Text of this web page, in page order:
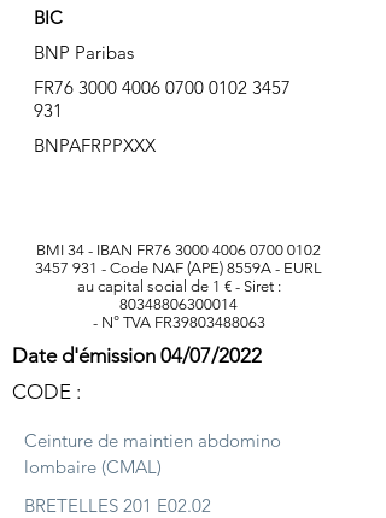
BIC
BNP Paribas
FR76 3000 4006 0700 0102 3457
931
BNPAFRPPXXX
BMI 34 - IBAN FR76 3000 4006 0700 0102
3457 931 - Code NAF (APE) 8559A - EURL
au capital social de 1 € - Siret :
80348806300014
- N° TVA FR39803488063
Date d'émission 04/07/2022
CODE :
Ceinture de maintien abdomino
lombaire (CMAL)
BRETELLES 201 E02.02